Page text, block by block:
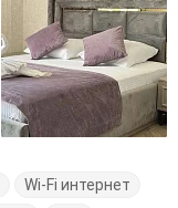
Wi-Fi интернет